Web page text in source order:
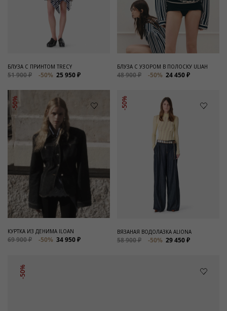
БЛУЗА С ПРИНТОМ TRECY
51 900 ₽ -50% 25 950 ₽
БЛУЗА С УЗОРОМ В ПОЛОСКУ ULIAH
48 900 ₽ -50% 24 450 ₽
-50%
КУРТКА ИЗ ДЕНИМА ILOAN
69 900 ₽ -50% 34 950 ₽
-50%
ВЯЗАНАЯ ВОДОЛАЗКА ALIONA
58 900 ₽ -50% 29 450 ₽
-50%